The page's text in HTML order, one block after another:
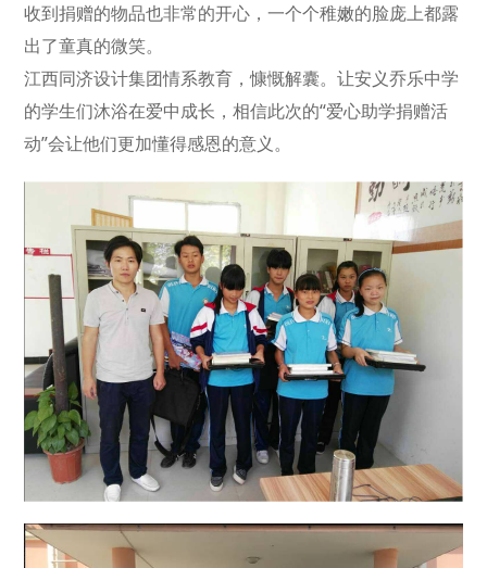
收到捐赠的物品也非常的开心，一个个稚嫩的脸庞上都露
出了童真的微笑。
江西同济设计集团情系教育，慷慨解囊。让安义乔乐中学
的学生们沐浴在爱中成长，相信此次的“爱心助学捐赠活
动”会让他们更加懂得感恩的意义。